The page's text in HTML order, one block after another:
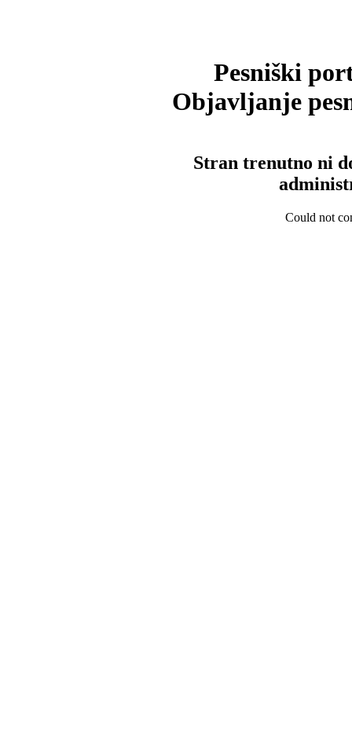
Pesniški
Objavljanje
Stran trenutno ni
Could not